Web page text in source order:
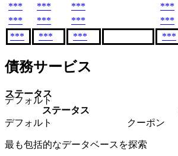
***
*** *** ***
***
*** *** ***
***
*** *** ***
債務サービス
ステータス
デフォルト
ステータス
デフォルト
クーポン
最も包括的なデータベースを探索